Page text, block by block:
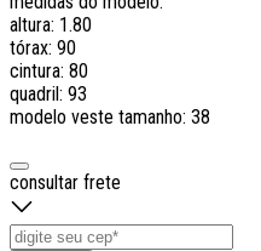
altura: 1.80
tórax: 90
cintura: 80
quadril: 93
modelo veste tamanho: 38
consultar frete